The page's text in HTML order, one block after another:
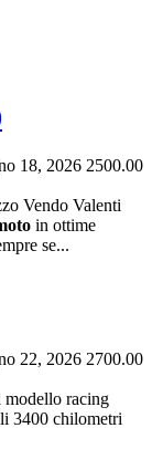
18, 2026 2500.00
Vendo Valenti
in ottime
se...
22, 2026 2700.00
modello racing
3400 chilometri